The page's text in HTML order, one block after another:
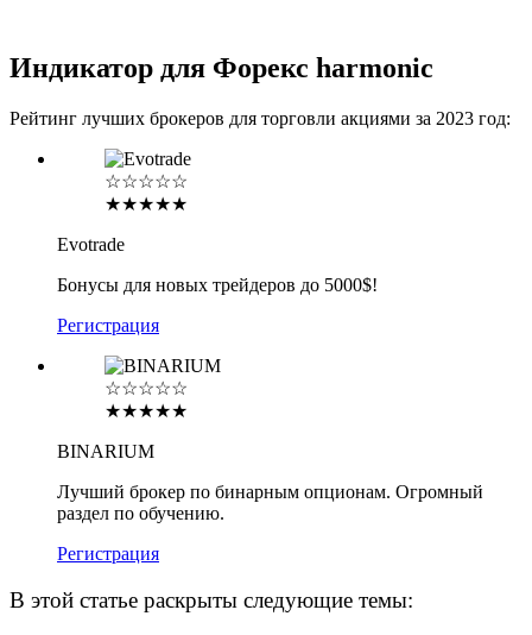
Индикатор для Форекс harmonic
Рейтинг лучших брокеров для торговли акциями за 2023 год:
☆☆☆☆☆
★★★★★
Evotrade
Бонусы для новых трейдеров до 5000$!
Регистрация
☆☆☆☆☆
★★★★★
BINARIUM
Лучший брокер по бинарным опционам. Огромный
раздел по обучению.
Регистрация
В этой статье раскрыты следующие темы: